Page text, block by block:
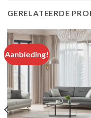
GERELATEERDE
Aanbieding!
Add